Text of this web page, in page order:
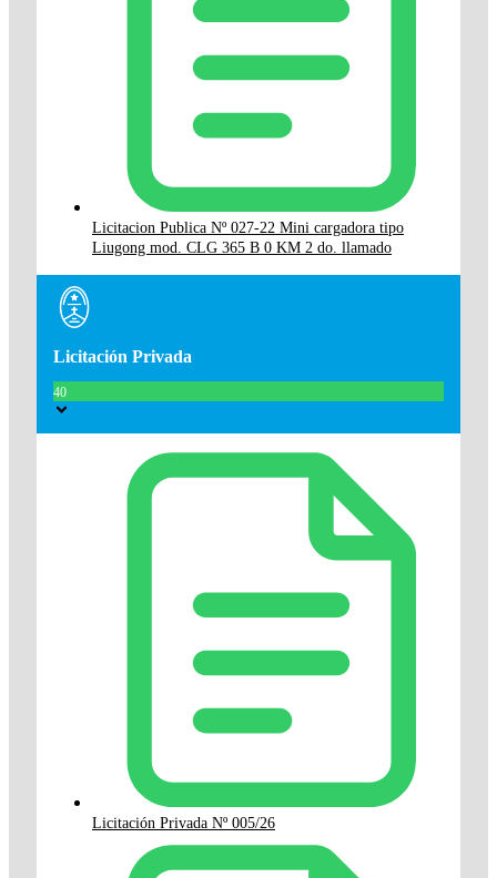
Licitacion Publica Nº 027-22 Mini cargadora tipo
Liugong mod. CLG 365 B 0 KM 2 do. llamado
Licitación Privada
40
Licitación Privada Nº 005/26